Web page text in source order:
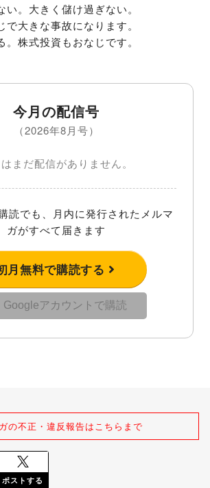
。大きく儲け過ぎない。
大きな事故になります。
。株式投資もおなじです。
今月の配信号
（2026年8月号）
まだ配信がありません。
読でも、月内に発行されたメルマ
ガがすべて届きます
月無料で購読する
Googleアカウントで購読
の不正・違反報告はこちらまで
ポストする